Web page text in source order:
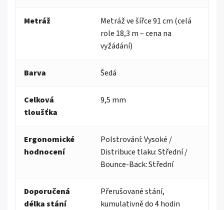
Metráž
Metráž ve šířce 91 cm (celá
role 18,3 m – cena na
vyžádání)
Barva Šedá
Celková
tloušťka
9,5 mm
Ergonomické
hodnocení
Polstrování: Vysoké /
Distribuce tlaku: Střední /
Bounce-Back: Střední
Doporučená
délka stání
Přerušované stání,
kumulativně do 4 hodin